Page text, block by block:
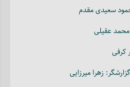
سعیدی مقدم
محمد عقیلی
کرفی
زهرا میرزایی